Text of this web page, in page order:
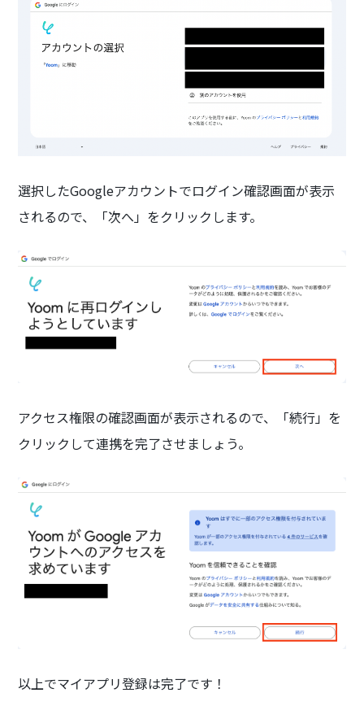
選択したGoogleアカウントでログイン確認画面が表示
されるので、「次へ」をクリックします。
アクセス権限の確認画面が表示されるので、「続行」を
クリックして連携を完了させましょう。
以上でマイアプリ登録は完了です！